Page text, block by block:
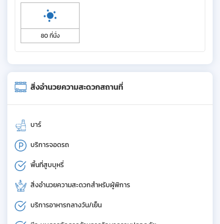
80 ที่นั่ง
สิ่งอำนวยความสะดวกสถานที่
บาร์
บริการจอดรถ
พื้นที่สูบบุหรี่
สิ่งอำนวยความสะดวกสำหรับผู้พิการ
บริการอาหารกลางวัน/เย็น